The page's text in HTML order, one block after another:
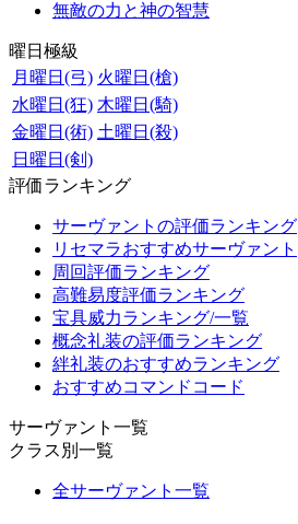
無敵の力と神の智慧
曜日極級
月曜日(弓) 火曜日(槍)
水曜日(狂) 木曜日(騎)
金曜日(術) 土曜日(殺)
日曜日(剣)
評価ランキング
サーヴァントの評価ランキング
リセマラおすすめサーヴァント
周回評価ランキング
高難易度評価ランキング
宝具威力ランキング/一覧
概念礼装の評価ランキング
絆礼装のおすすめランキング
おすすめコマンドコード
サーヴァント一覧
クラス別一覧
全サーヴァント一覧